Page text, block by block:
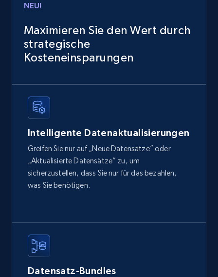
Sku, Product id, Product name, Manufacturer,
eCommerce
Title, Seller name, Brand, Description, Initial
price, Currency, Availability, Reviews count, and
more.
eCommerce
Etsy
NEU!
Maximieren Sie den Wert durch
strategische
Kosteneinsparungen
Intelligente Datenaktualisierungen
Greifen Sie nur auf „Neue Datensätze” oder
„Aktualisierte Datensätze” zu, um
sicherzustellen, dass Sie nur für das bezahlen,
was Sie benötigen.
Datensatz-Bundles